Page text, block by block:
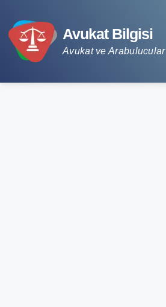
Avukat Bilgisi
Avukat ve Arabulucular